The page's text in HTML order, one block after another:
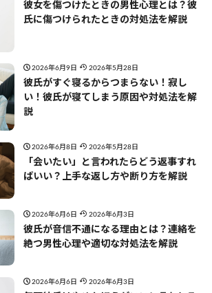
彼女を傷つけたときの男性心理とは？彼
氏に傷つけられたときの対処法を解説
2026年6月9日 2026年5月28日
彼氏がすぐ寝るからつまらない！寂し
い！彼氏が寝てしまう原因や対処法を解
説
2026年6月8日 2026年5月28日
「会いたい」と言われたらどう返事すれ
ばいい？上手な返し方や断り方を解説
2026年6月6日 2026年6月3日
彼氏が音信不通になる理由とは？連絡を
絶つ男性心理や適切な対処法を解説
2026年6月6日 2026年6月3日